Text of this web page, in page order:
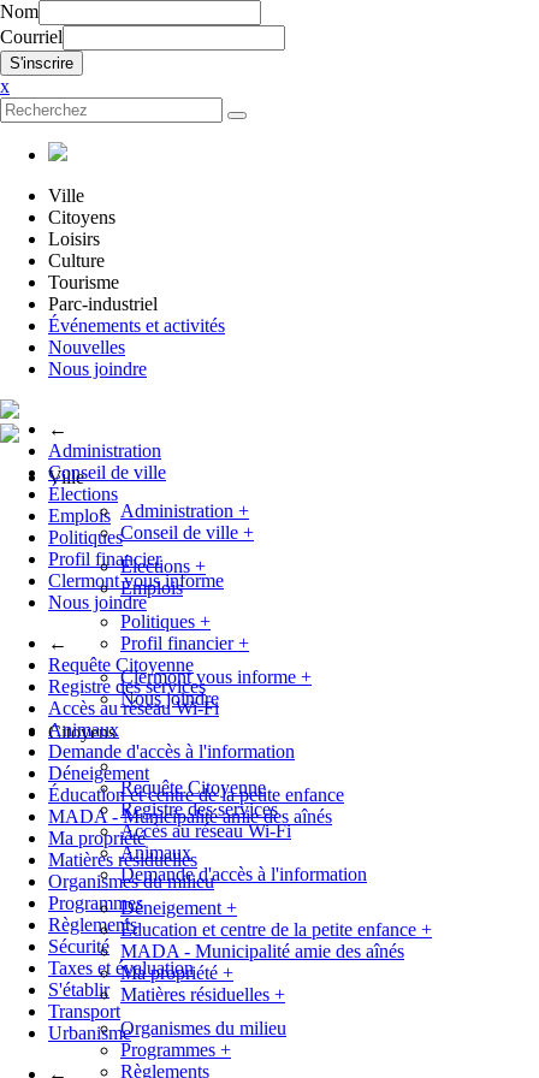
Nom
Courriel
x
Ville
Citoyens
Loisirs
Culture
Tourisme
Parc-industriel
Événements et activités
Nouvelles
Nous joindre
←
Administration
Conseil de ville
Élections
Emplois
Politiques
Profil financier
Clermont vous informe
Nous joindre
←
Requête Citoyenne
Registre des services
Accès au réseau Wi-Fi
Animaux
Demande d'accès à l'information
Déneigement
Éducation et centre de la petite enfance
MADA - Municipalité amie des aînés
Ma propriété
Matières résiduelles
Organismes du milieu
Programmes
Règlements
Sécurité
Taxes et évaluation
S'établir
Transport
Urbanisme
←
Ville
Administration +
Conseil de ville +
Élections +
Emplois
Politiques +
Profil financier+
Clermont vous informe +
Nous joindre
Citoyens
Requête Citoyenne
Registre des services
Accès au réseau Wi-Fi
Animaux
Demande d'accès à l'information
Déneigement +
Éducation et centre de la petite enfance +
MADA - Municipalité amie des aînés
Ma propriété +
Matières résiduelles +
Organismes du milieu
Programmes +
Règlements